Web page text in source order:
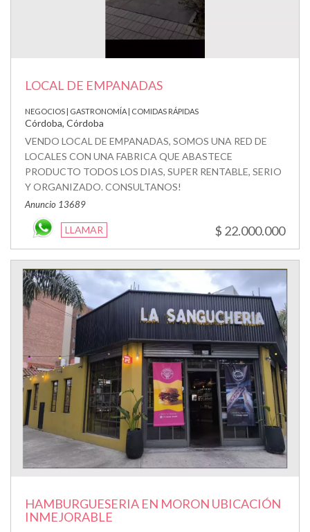
LOCAL DE EMPANADAS
NEGOCIOS | GASTRONOMÍA | COMIDAS RÁPIDAS
Córdoba, Córdoba
VENDO LOCAL DE EMPANADAS, SOMOS UNA RED DE
LOCALES CON UNA FABRICA QUE ABASTECE
PRODUCTO TODOS LOS DIAS, SUPER RENTABLE, SERIO
Y ORGANIZADO. CONSULTANOS!
Anuncio 13689
LLAMAR $ 22.000.000
HAMBURGUESERIA EN MORON UBICACIÓN
INMEJORABLE